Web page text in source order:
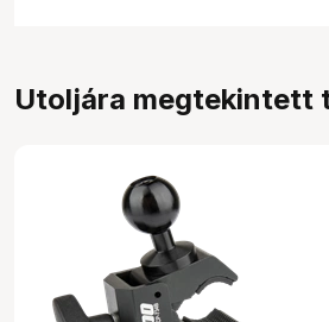
Utoljára megtekintett